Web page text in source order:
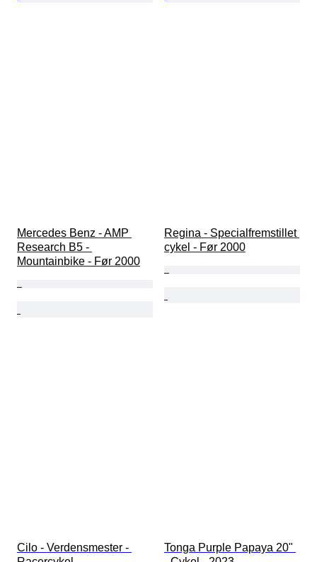
Mercedes Benz - AMP
Research B5 -
Mountainbike - Før 2000
Regina - Specialfremstillet
cykel - Før 2000
Cilo - Verdensmester -
Tonga Purple Papaya 20"